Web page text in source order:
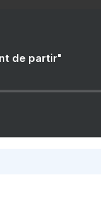
de partir"